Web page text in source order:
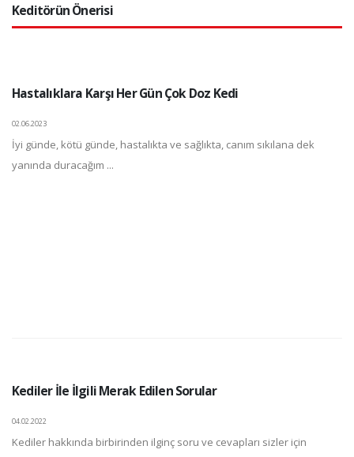
Keditörün Önerisi
Hastalıklara Karşı Her Gün Çok Doz Kedi
02.06.2023
İyi günde, kötü günde, hastalıkta ve sağlıkta, canım sıkılana dek
yanında duracağım ...
Kediler İle İlgili Merak Edilen Sorular
04.02.2022
Kediler hakkında birbirinden ilginç soru ve cevapları sizler için